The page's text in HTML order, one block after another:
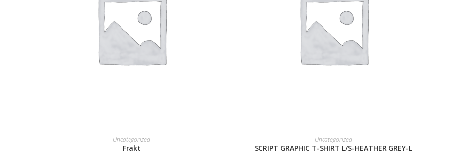
READ MORE
Uncategorized
Frakt
READ MORE
Uncategorized
SCRIPT GRAPHIC T-SHIRT L/S-HEATHER GREY-L